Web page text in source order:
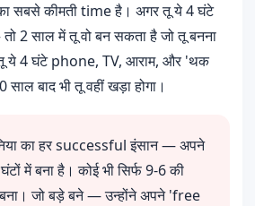
सबसे कीमती time है। अगर तू ये 4 घंटे
2 साल में तू वो बन सकता है जो तू बनना
ये 4 घंटे phone, TV, आराम, और 'थक
बाद भी तू वहीं खड़ा होगा।
का हर successful इंसान — अपने
में बना है। कोई भी सिर्फ 9-6 की
बना। जो बड़े बने — उन्होंने अपने 'free